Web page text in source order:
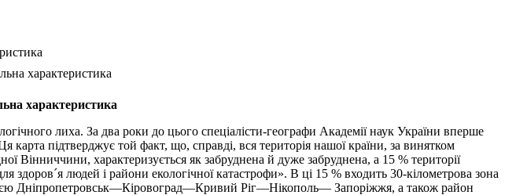
характеристика
характеристика
лиха. За два роки до цього спеціалісти-географи Академії наук України вперше
підтверджує той факт, що, справді, вся територія нашої країни, за винятком
Вінниччини, характеризується як забруднена й дуже забруднена, а 15 % території
здоров´я людей і райони екологічної катастрофи». В ці 15 % входить 30-кілометрова зона
Дніпропетровськ—Кіровоград—Кривий Ріг—Нікополь— Запоріжжя, а також район